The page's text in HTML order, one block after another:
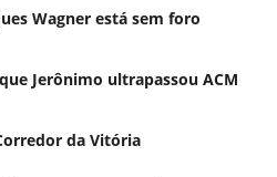
Wagner está sem foro
Jerônimo ultrapassou ACM
da Vitória